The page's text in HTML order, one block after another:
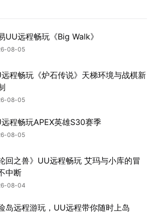
UU远程畅玩《Big Walk》
08-05
程畅玩《炉石传说》天梯环境与战棋新
08-05
程畅玩APEX英雄S30赛季
08-05
轮回之兽》UU远程畅玩 艾玛与小库的冒
中断
08-04
岛远程游玩，UU远程带你随时上岛